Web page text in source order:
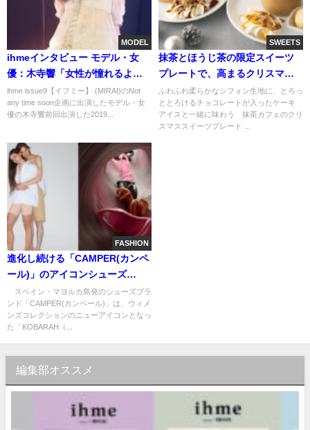
MODEL
ihmeインタビュー モデル・女
優：木寺響「女性が憧れるよう
な、女性になりたい」
ihme issue9【イフミー】 (MIRAI)のNot
any time soon企画に出演したモデル・女
優の木寺響前回出演した2019...
SWEETS
抹茶とほうじ茶の限定スイーツ
プレートで、高まるクリスマス
気分 11/1〜販売開始【nana's
green tea】
​ふわふわ柔らかなシフォン生地に、とろっ
ととろけるチョコレートが入ったケーキ
アイスと一緒に味わう 抹茶カフェのクリ
スマススイーツプレート ...
FASHION
進化し続ける「CAMPER(カンペ
ール)」のアイコンシューズ
「KOBARAH」がジェンダーレ
スになって新たなカラーバリエ
ーションで登場
スペイン・マヨルカ島発のシューズブラ
ンド「CAMPER(カンペール)」は、ウィメ
ンズコレクションのニューアイコンとなっ
た「KOBARAH（...
編集部オススメ